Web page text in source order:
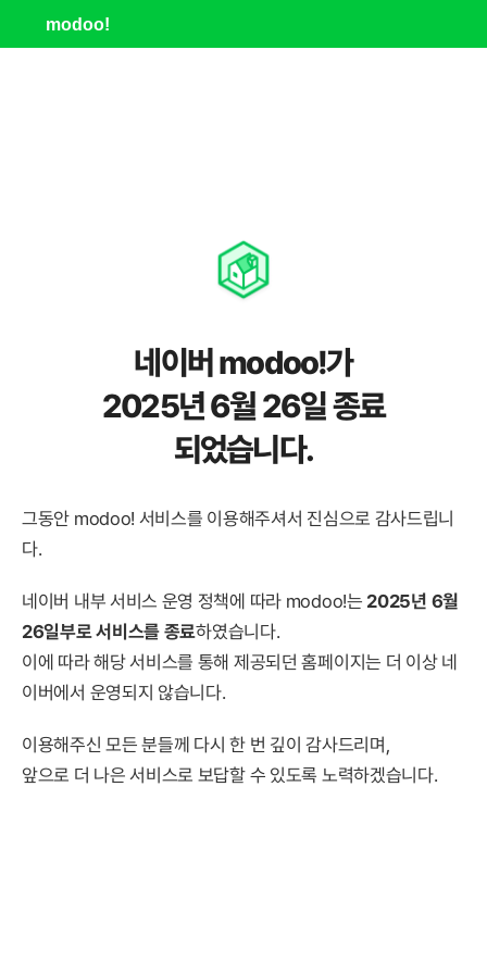
modoo!
네이버 modoo!가
2025년 6월 26일 종료
되었습니다.
그동안 modoo! 서비스를 이용해주셔서 진심으로 감사드립니
다.
네이버 내부 서비스 운영 정책에 따라 modoo!는 2025년 6월
26일부로 서비스를 종료하였습니다.
이에 따라 해당 서비스를 통해 제공되던 홈페이지는 더 이상 네
이버에서 운영되지 않습니다.
이용해주신 모든 분들께 다시 한 번 깊이 감사드리며,
앞으로 더 나은 서비스로 보답할 수 있도록 노력하겠습니다.